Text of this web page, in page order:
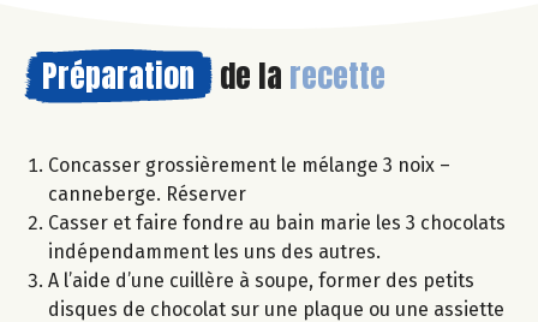
Préparation de la recette
Concasser grossièrement le mélange 3 noix –
canneberge. Réserver
Casser et faire fondre au bain marie les 3 chocolats
indépendamment les uns des autres.
A l’aide d’une cuillère à soupe, former des petits
disques de chocolat sur une plaque ou une assiette